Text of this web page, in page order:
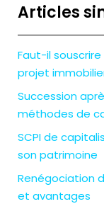
Articles
Faut-il
projet
Succession
méthodes de
SCPI de
son patrimoine
Renégociation
et avantages